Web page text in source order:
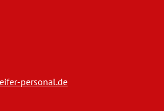
personal.de